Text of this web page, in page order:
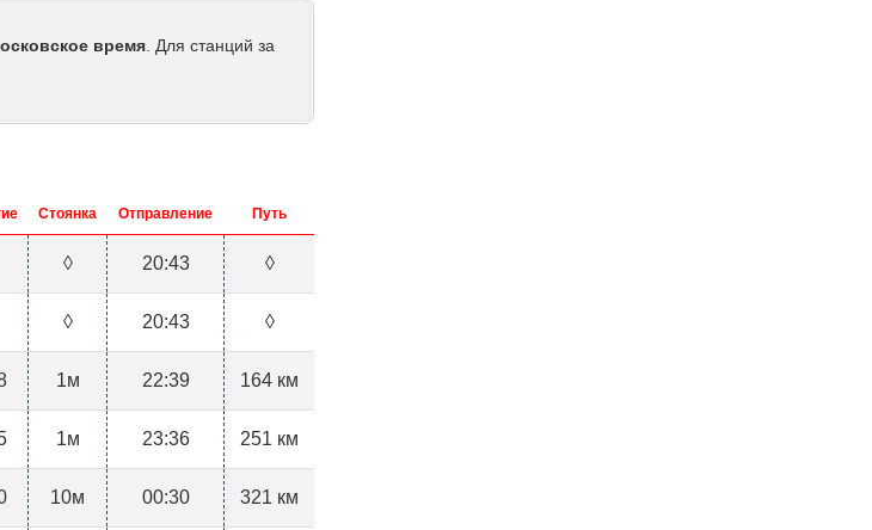
время . Для станций за
Стоянка Отправление Путь
◊ 20:43 ◊
◊ 20:43 ◊
1м 22:39 164 км
1м 23:36 251 км
10м 00:30 321 км